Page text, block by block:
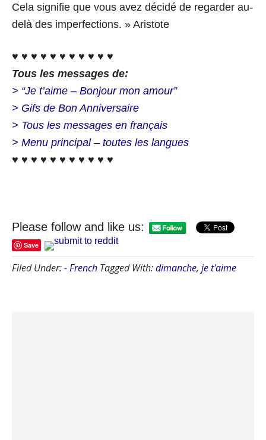
Cela signifie que vous avez décidé de regarder au-
delà des imperfections. » Aristote
♥ ♥ ♥ ♥ ♥ ♥ ♥ ♥ ♥ ♥ ♥
Tous les messages de:
> “Je t’aime – Bonjour mon amour”
> Gifs de Bon Anniversaire
> Tous les messages en français
> Menu principal – toutes les langues
♥ ♥ ♥ ♥ ♥ ♥ ♥ ♥ ♥ ♥ ♥
Please follow and like us:
Save
Filed Under:- French Tagged With:dimanche, je t'aime